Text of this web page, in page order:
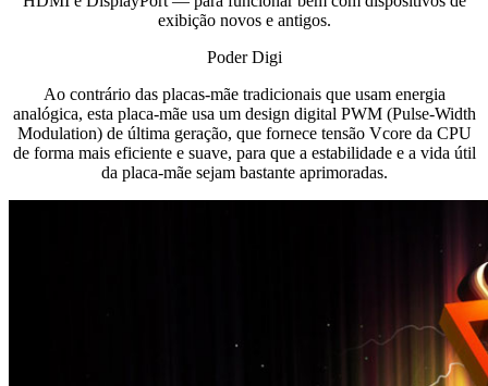
exibição novos e antigos.
Poder Digi
Ao contrário das placas-mãe tradicionais que usam energia
analógica, esta placa-mãe usa um design digital PWM (Pulse-Width
Modulation) de última geração, que fornece tensão Vcore da CPU
de forma mais eficiente e suave, para que a estabilidade e a vida útil
da placa-mãe sejam bastante aprimoradas.